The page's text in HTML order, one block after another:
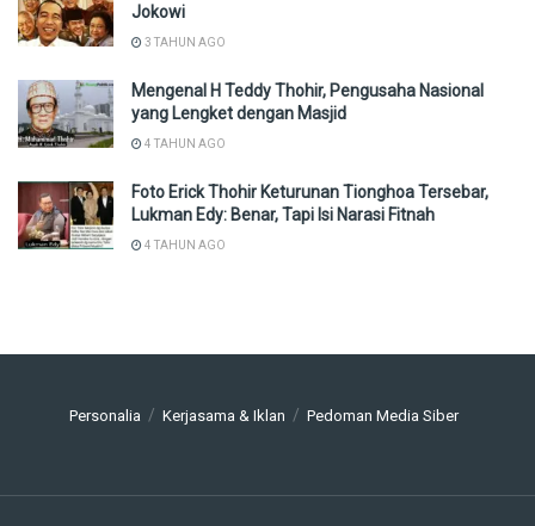
Jokowi
3 TAHUN AGO
Mengenal H Teddy Thohir, Pengusaha Nasional
yang Lengket dengan Masjid
4 TAHUN AGO
Foto Erick Thohir Keturunan Tionghoa Tersebar,
Lukman Edy: Benar, Tapi Isi Narasi Fitnah
4 TAHUN AGO
Personalia Kerjasama & Iklan Pedoman Media Siber